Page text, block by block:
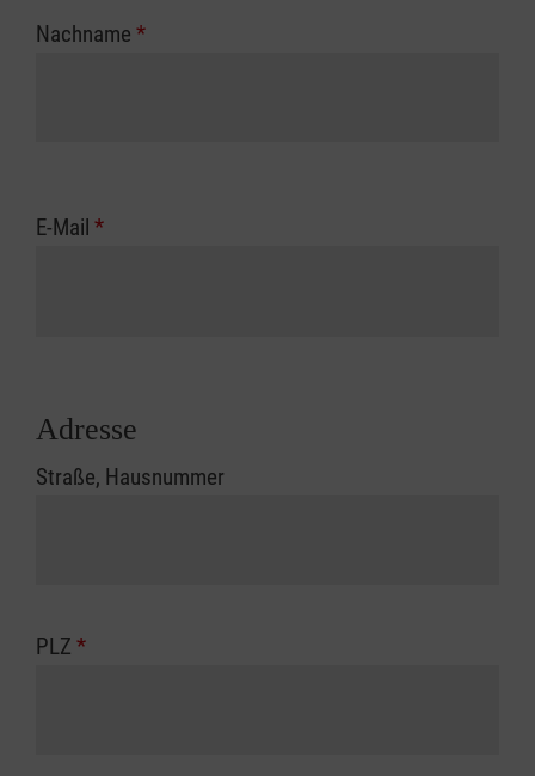
Nachname *
E-Mail *
Adresse
Straße, Hausnummer
PLZ *